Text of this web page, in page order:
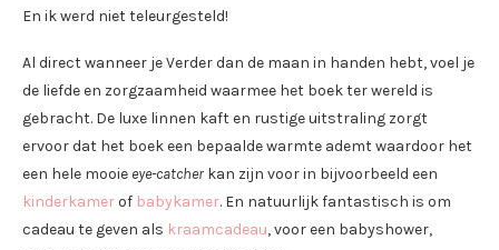
En ik werd niet teleurgesteld!
Al direct wanneer je Verder dan de maan in handen hebt, voel je
de liefde en zorgzaamheid waarmee het boek ter wereld is
gebracht. De luxe linnen kaft en rustige uitstraling zorgt
ervoor dat het boek een bepaalde warmte ademt waardoor het
een hele mooie eye-catcherkan zijn voor in bijvoorbeeld een
kinderkamerof babykamer. En natuurlijk fantastisch is om
cadeau te geven als kraamcadeau, voor een babyshower,